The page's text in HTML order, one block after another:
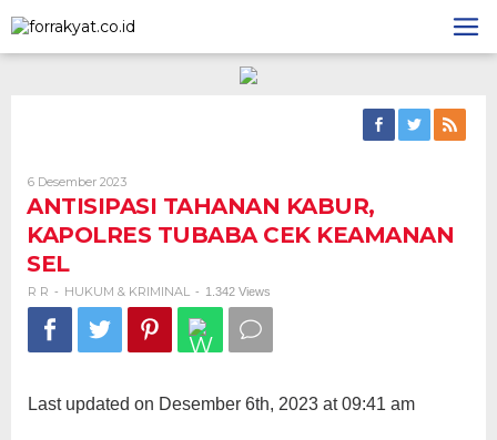
to
content
6 Desember 2023Oleh
R
R
ANTISIPASI TAHANAN KABUR,
KAPOLRES TUBABA CEK KEAMANAN
SEL
R R - HUKUM & KRIMINAL - 1.342 Views
Last updated on Desember 6th, 2023 at 09:41 am